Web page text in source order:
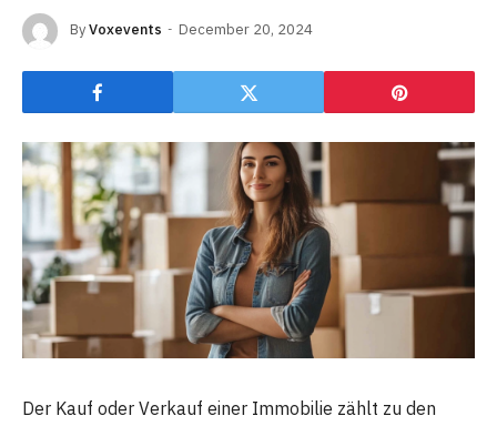
ByVoxevents December 20, 2024
Der Kauf oder Verkauf einer Immobilie zählt zu den